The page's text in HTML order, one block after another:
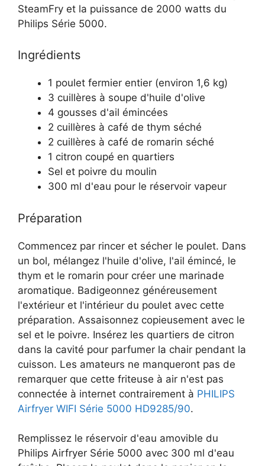
SteamFry et la puissance de 2000 watts du
Philips Série 5000.
Ingrédients
1 poulet fermier entier (environ 1,6 kg)
3 cuillères à soupe d'huile d'olive
4 gousses d'ail émincées
2 cuillères à café de thym séché
2 cuillères à café de romarin séché
1 citron coupé en quartiers
Sel et poivre du moulin
300 ml d'eau pour le réservoir vapeur
Préparation
Commencez par rincer et sécher le poulet. Dans
un bol, mélangez l'huile d'olive, l'ail émincé, le
thym et le romarin pour créer une marinade
aromatique. Badigeonnez généreusement
l'extérieur et l'intérieur du poulet avec cette
préparation. Assaisonnez copieusement avec le
sel et le poivre. Insérez les quartiers de citron
dans la cavité pour parfumer la chair pendant la
cuisson. Les amateurs ne manqueront pas de
remarquer que cette friteuse à air n'est pas
connectée à internet contrairement à PHILIPS
Airfryer WIFI Série 5000 HD9285/90.
Remplissez le réservoir d'eau amovible du
Philips Airfryer Série 5000 avec 300 ml d'eau